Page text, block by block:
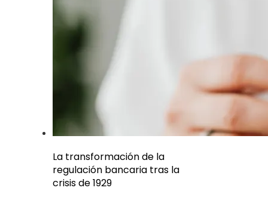
La transformación de la
regulación bancaria tras la
crisis de 1929